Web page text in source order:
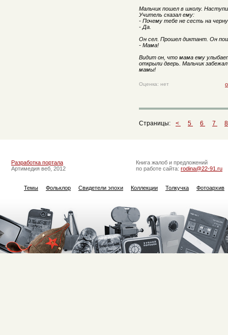
Мальчик пошел в школу.
Учитель сказал ему:
- Почему тебе не сесть на
- Да.
Он сел. Прошел диктант. Он
- Мама!
Видит он, что мама ему
открыли дверь. Мальчик
мамы!
Оценка: нет
Страницы: < 5 6 7
Разработка портала
Артимедия веб, 2012
Книга жалоб и предложений
по работе сайта: rodina@22-91.ru
Темы Фольклор Свидетели эпохи Коллекции Толкучка Фотоархив